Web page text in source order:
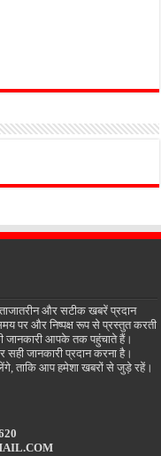
और सटीक खबरें प्रदान
पर और निष्पक्ष रूप से प्रस्तुत करती
जानकारी आपके तक पहुंचाते हैं।
सही जानकारी प्रदान करना है।
ताकि आप हमेशा खबरों से जुड़े रहें।